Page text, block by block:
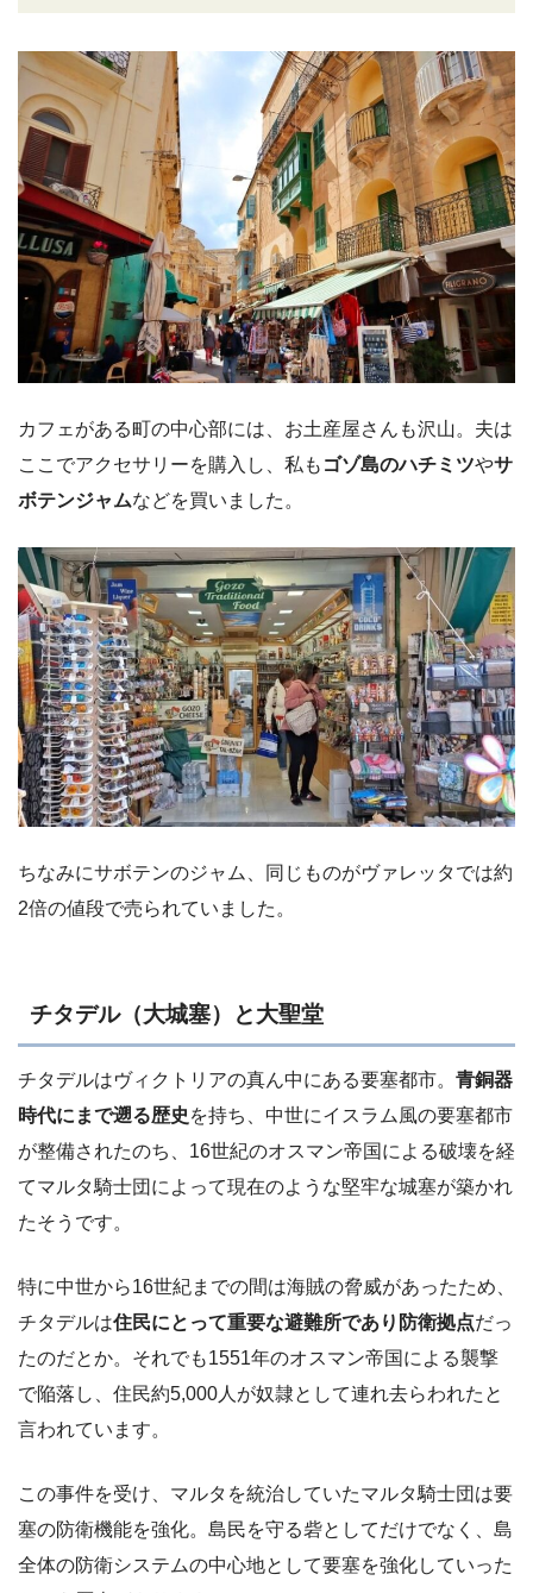
カフェがある町の中心部には、お土産屋さんも沢山。夫は
ここでアクセサリーを購入し、私も ゴゾ島のハチミツやサ
ボテンジャムなどを買いました。
ちなみにサボテンのジャム、同じものがヴァレッタでは約
2倍の値段で売られていました。
チタデル（大城塞）と大聖堂
チタデルはヴィクトリアの真ん中にある要塞都市。 青銅器
時代にまで遡る歴史 を持ち、中世にイスラム風の要塞都市
が整備されたのち、16世紀のオスマン帝国による破壊を経
てマルタ騎士団によって現在のような堅牢な城塞が築かれ
たそうです。
特に中世から16世紀までの間は海賊の脅威があったため、
チタデルは住民にとって重要な避難所であり防衛拠点だっ
たのだとか。それでも1551年のオスマン帝国による襲撃
で陥落し、住民約5,000人が奴隷として連れ去らわれたと
言われています。
この事件を受け、マルタを統治していたマルタ騎士団は要
塞の防衛機能を強化。島民を守る砦としてだけでなく、島
全体の防衛システムの中心地として要塞を強化していった